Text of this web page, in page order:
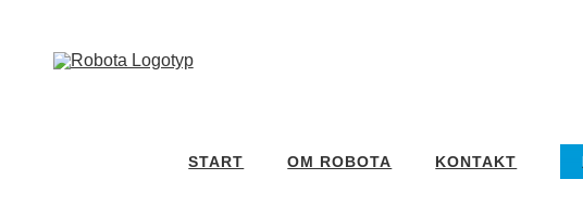
START OM ROBOTA KONTAKT